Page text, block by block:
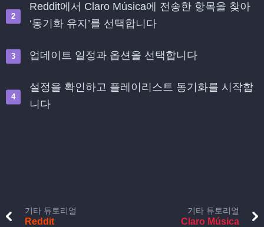
Reddit에서 Claro Música에 전송한 항목을 찾아
‘동기화 유지’를 선택합니다
업데이트 일정과 옵션을 선택합니다
설정을 확인하고 플레이리스트 동기화를 시작합
니다
기타 튜토리얼
Reddit
기타 튜토리얼
Claro Música